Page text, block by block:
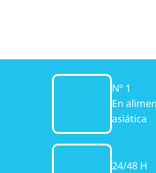
Nº 1
En
asiática
24/48 H